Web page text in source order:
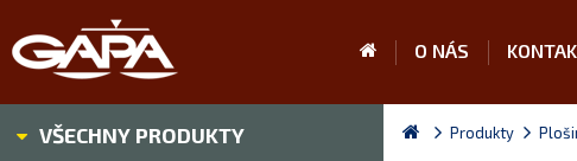
O NÁS
VŠECHNY PRODUKTY Produkty